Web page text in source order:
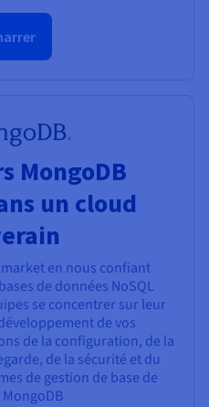
MongoDB
un cloud
en nous confiant
de données NoSQL
se concentrer sur leur
de vos
de la configuration, de la
de la sécurité et du
de gestion de base de